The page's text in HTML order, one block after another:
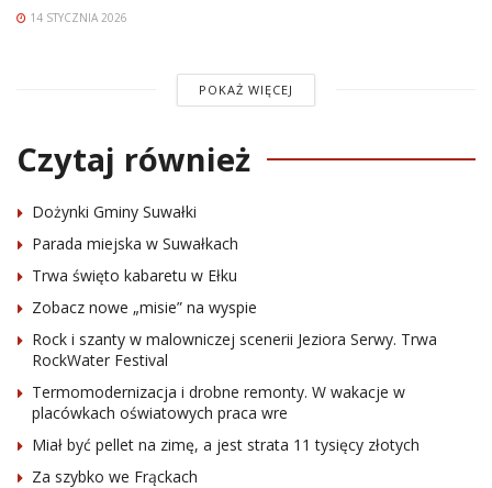
14 STYCZNIA 2026
POKAŻ WIĘCEJ
Czytaj również
Dożynki Gminy Suwałki
Parada miejska w Suwałkach
Trwa święto kabaretu w Ełku
Zobacz nowe „misie” na wyspie
Rock i szanty w malowniczej scenerii Jeziora Serwy. Trwa
RockWater Festival
Termomodernizacja i drobne remonty. W wakacje w
placówkach oświatowych praca wre
Miał być pellet na zimę, a jest strata 11 tysięcy złotych
Za szybko we Frąckach